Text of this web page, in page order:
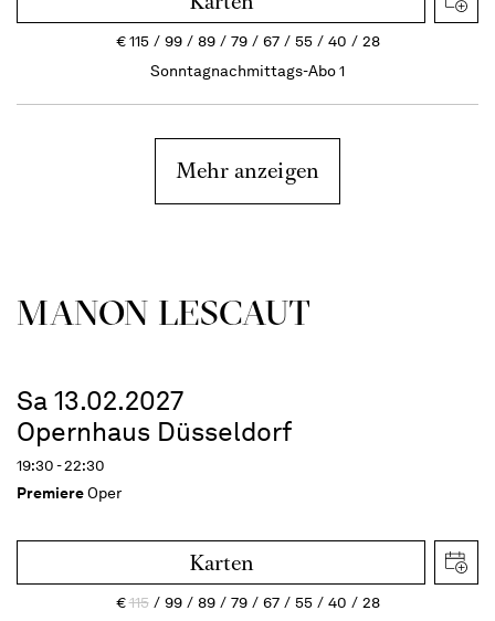
€115 99 89 79 67 55 40
28
Sonntagnachmittags-Abo 1
Mehr anzeigen
MANON LESCAUT
Sa 13.02.2027
Opernhaus Düsseldorf
19:30 - 22:30
PremiereOper
Karten
€115 99 89 79 67 55 40
28